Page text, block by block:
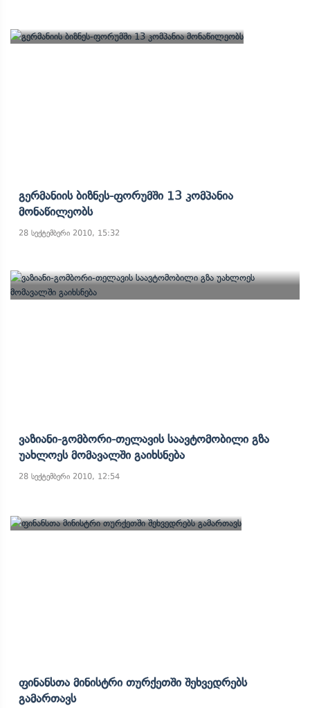
Გერმანიის Ბიზნეს-Ფორუმში 13 Კომპანია
Მონაწილეობს
28 სექტემბერი 2010, 15:32
Ვაზიანი-Გომბორი-Თელავის Საავტომობილი Გზა
Უახლოეს Მომავალში Გაიხსნება
28 სექტემბერი 2010, 12:54
Ფინანსთა Მინისტრი Თურქეთში Შეხვედრებს
Გამართავს